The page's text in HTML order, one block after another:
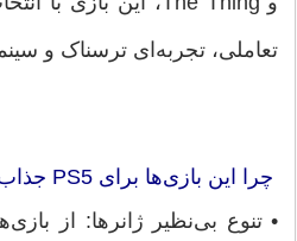
تعاملی، تجربه‌ای ترسناک و
چرا این بازی‌ها برای PS5 جذاب هستند؟